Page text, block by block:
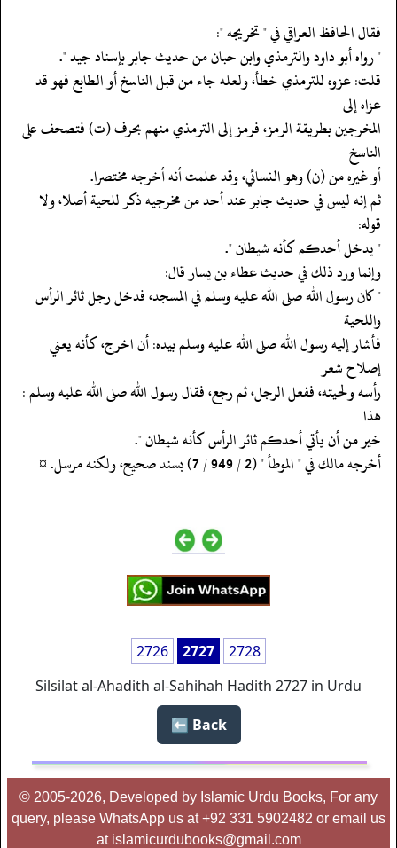
‏‏‏‏فقال الحافظ العراقي في " تخريجه ":
‏‏‏‏" رواه أبو داود والترمذي وابن حبان من حديث جابر بإسناد جيد ".
‏‏‏‏قلت: عزوه للترمذي خطأ، ولعله جاء من قبل الناسخ أو الطابع فهو قد
عزاه إلى
‏‏‏‏المخرجين بطريقة الرمز، فرمز إلى الترمذي منهم بحرف (ت) فتصحف على
الناسخ
‏‏‏‏أو غيره من (ن) وهو النسائي، وقد علمت أنه أخرجه مختصرا.
‏‏‏‏ثم إنه ليس في حديث جابر عند أحد من مخرجيه ذكر للحية أصلا، ولا
قوله:
‏‏‏‏" يدخل أحدكم كأنه شيطان ".
‏‏‏‏وإنما ورد ذلك في حديث عطاء بن يسار قال:
‏‏‏‏" كان رسول الله صلى الله عليه وسلم في المسجد، فدخل رجل ثائر الرأس
واللحية
‏‏‏‏فأشار إليه رسول الله صلى الله عليه وسلم بيده: أن اخرج، كأنه يعني
إصلاح شعر
‏‏‏‏رأسه ولحيته، ففعل الرجل، ثم رجع، فقال رسول الله صلى الله عليه وسلم :
هذا
‏‏‏‏خير من أن يأتي أحدكم ثائر الرأس كأنه شيطان ".
‏‏‏‏أخرجه مالك في " الموطأ " (2 / 949 / 7) بسند صحيح، ولكنه مرسل. ¤
2726 2727
2728
Silsilat al-Ahadith al-Sahihah Hadith 2727 in Urdu
Back ⬅️
© 2005-2026, Developed by Islamic Urdu Books, For any
query, please WhatsApp us at +92 331 5902482 or email us
at islamicurdubooks@gmail.com